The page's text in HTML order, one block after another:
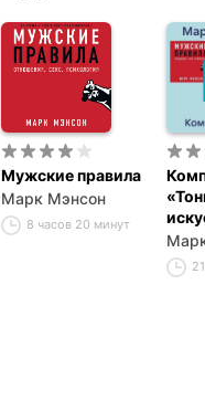
Мужские правила
Марк Мэнсон
8 часов 20 минут